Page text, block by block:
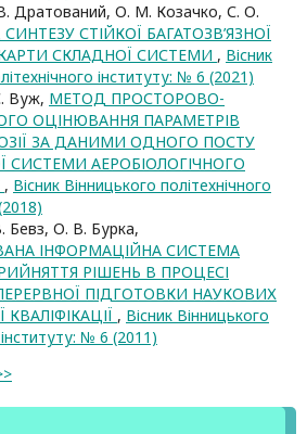
Дратований, О. М. Козачко, С. О.
СТІЙКОЇ БАГАТОЗВ’ЯЗНОЇ
СКЛАДНОЇ СИСТЕМИ , Вісник
інституту: № 6 (2021)
Вуж, МЕТОД ПРОСТОРОВО-
ОЦІНЮВАННЯ ПАРАМЕТРІВ
ЗА ДАНИМИ ОДНОГО ПОСТУ
СИСТЕМИ АЕРОБІОЛОГІЧНОГО
, Вісник Вінницького політехнічного
Бевз, О. В. Бурка,
ІНФОРМАЦІЙНА СИСТЕМА
РІШЕНЬ В ПРОЦЕСІ
ПІДГОТОВКИ НАУКОВИХ
, Вісник Вінницького
№ 6 (2011)